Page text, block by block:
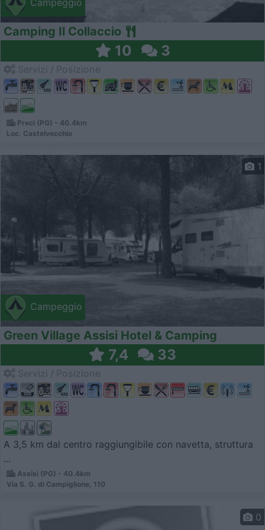
Campeggio
Camping Il Collaccio
10 3
Preci (PG) - 40.4km
Loc. Castelvecchio
Campeggio
1
Green Village Assisi Hotel & Camping
7,4 33
A 3,5 km dal centro raggiungibile con navetta, struttura
...
Assisi (PG) - 40.4km
Via S. G. di Campiglione, 110
0